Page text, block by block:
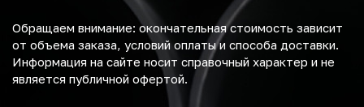
Обращаем внимание: окончательная стоимость зависит
от объема заказа, условий оплаты и способа доставки.
Информация на сайте носит справочный характер и не
является публичной офертой.